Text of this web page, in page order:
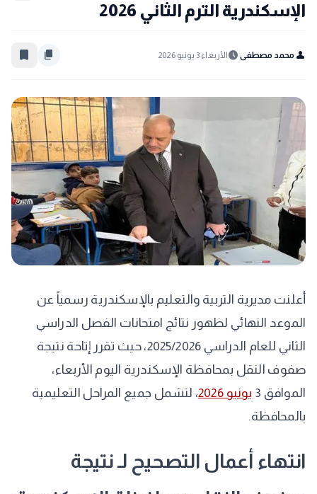
الإسكندرية الترم الثاني 2026
person محمد مصطفى schedule الأربعاء 3 يونيو 2026 content_copy
bookmark_border
​أعلنت مديرية التربية والتعليم بالإسكندرية رسمياً عن
الموعد النهائي لظهور نتائج امتحانات الفصل الدراسي
الثاني للعام الدراسي 2025/2026، حيث تقرر إتاحة نتيجة
صفوف النقل بمحافظة الإسكندرية اليوم الأربعاء،
الموافق 3
يونيو 2026
، لتشمل جميع المراحل التعليمية
بالمحافظة.
​انتهاء أعمال التصحيح لـ نتيجة